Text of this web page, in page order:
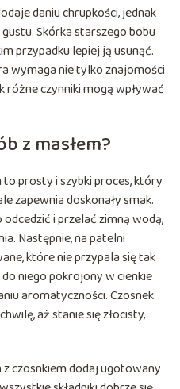
daniu chrupkości, jednak
Skórka starszego bobu
przypadku lepiej ją usunąć.
wymaga nie tylko znajomości
różne czynniki mogą wpływać
z masłem?
prosty i szybki proces, który
zapewnia doskonały smak.
i przelać zimną wodą,
Następnie, na patelni
które nie przypala się tak
niego pokrojony w cienkie
aromatyczności. Czosnek
aż stanie się złocisty,
czosnkiem dodaj ugotowany